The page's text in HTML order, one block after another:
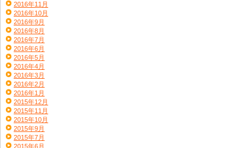
2016年11月
2016年10月
2016年9月
2016年8月
2016年7月
2016年6月
2016年5月
2016年4月
2016年3月
2016年2月
2016年1月
2015年12月
2015年11月
2015年10月
2015年9月
2015年7月
2015年6月